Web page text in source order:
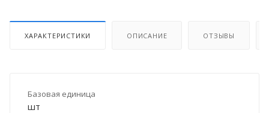
ХАРАКТЕРИСТИКИ ОПИСАНИЕ ОТЗЫВЫ
Базовая единица
шт